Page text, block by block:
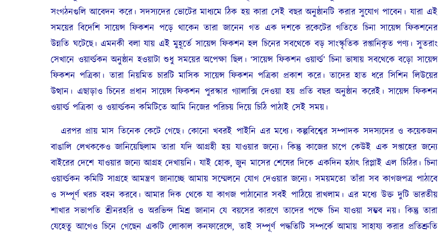
সংগঠনগুলি আবেদন করে। সদস্যদের ভোটের মাধ্যমে ঠিক হয় কারা সেই বছর অনুষ্ঠানটি করার সুযোগ পাবেন। যারা এই
সময়ের বিদেশি সায়েন্স ফিকশন পড়ে থাকেন তারা জানেন গত এক দশকে রকেটের গতিতে চিনা সায়েন্স ফিকশনের
উন্নতি ঘটেছে। এমনকী বলা যায় এই মুহূর্তে সায়েন্স ফিকশন হল চিনের সবথেকে বড় সাংস্কৃতিক রপ্তানিকৃত পণ্য। সুতরাং
সেখানে ওয়ার্ল্ডকন অনুষ্ঠান হওয়াটা শুধু সময়ের অপেক্ষা ছিল। ‘সায়েন্স ফিকশন ওয়ার্ল্ড’ চিনা ভাষায় সবথেকে বড়ো সায়েন্স
ফিকশন পত্রিকা। তারা নিয়মিত চারটি মাসিক সায়েন্স ফিকশন পত্রিকা প্রকাশ করে। তাদের হাত ধরে সিশিন লিউয়ের
উত্থান। এছাড়াও চিনের প্রধান সায়েন্স ফিকশন পুরস্কার গ্যালাক্সি দেওয়া হয় প্রতি বছর অনুষ্ঠান করেই। সায়েন্স ফিকশন
ওয়ার্ল্ড পত্রিকা ও ওয়ার্ল্ডকন কমিটিতে আমি নিজের পরিচয় দিয়ে চিঠি পাঠাই সেই সময়।
এরপর প্রায় মাস তিনেক কেটে গেছে। কোনো খবরই পাইনি এর মধ্যে। কল্পবিশ্বের সম্পাদক সদস্যদের ও কয়েকজন
বাঙালি লেখককেও জানিয়েছিলাম তারা যদি আগ্রহী হয় যাওয়ার জন্যে। কিন্তু কাজের চাপে কেউই এক সপ্তাহের জন্যে
বাইরের দেশে যাওয়ার জন্যে আগ্রহ দেখায়নি। যাই হোক, জুন মাসের শেষের দিকে একদিন হঠাৎ রিপ্লাই এল চিঠির। চিনা
ওয়ার্ল্ডকন কমিটি সাগ্রহে আমন্ত্রণ জানাচ্ছে আমায় সম্মেলনে যোগ দেওয়ার জন্যে। সময়মতো তাঁরা সব কাগজপত্র পাঠাবে
ও সম্পূর্ণ খরচ বহন করবে। আমার দিক থেকে যা কাগজ পাঠানোর সবই পাঠিয়ে রাখলাম। এর মধ্যে উক্ত দুটি ভারতীয়
শাখার সভাপতি শ্রীনরহরি ও অরভিন্দ মিশ্র জানান যে বয়সের কারণে তাদের পক্ষে চিন যাওয়া সম্ভব নয়। কিন্তু তারা
যেহেতু আগেও চিনে গেছেন একটি লোকাল কনফারেন্সে, তাই সম্পূর্ণ পদ্ধতিটি সম্পর্কে আমায় সাহায্য করার প্রতিশ্রুতি